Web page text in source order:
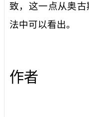
致，这一点从奥
法中可以看出。
作者